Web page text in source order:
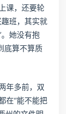
课，还要轮
班，其实就
她没有抱
底算不算质
年多前，双
在“能不能把